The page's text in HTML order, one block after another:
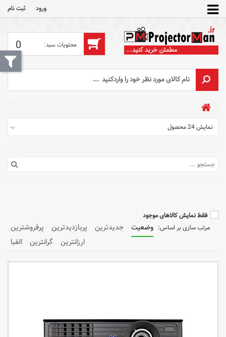
ورود ثبت‌ نام
0
نمایش 24 محصول
فقط نمایش کالاهای موجود
وضعیت جدیدترین پربازدیدترین
پرفروشترین
ارزانترین
گرانترین الفبا